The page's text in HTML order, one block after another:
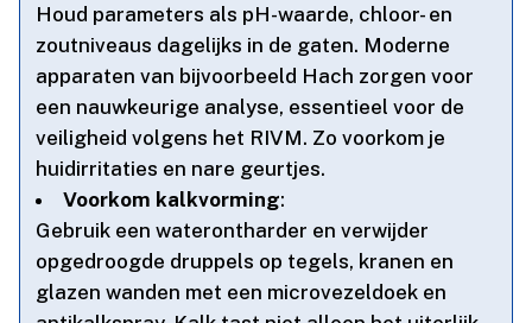
Houd parameters als pH-waarde, chloor- en
zoutniveaus dagelijks in de gaten.​ Moderne
apparaten van bijvoorbeeld Hach zorgen voor
een nauwkeurige analyse, essentieel voor de
veiligheid volgens het RIVM.​ Zo voorkom je
huidirritaties en nare geurtjes.​
Voorkom kalkvorming:
Gebruik een waterontharder en verwijder
opgedroogde druppels op tegels, kranen en
glazen wanden met een microvezeldoek en